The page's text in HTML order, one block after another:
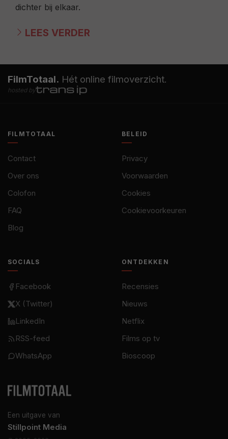
dichter bij elkaar.
LEES VERDER
FilmTotaal. Hét online filmoverzicht.
hosted by
Een uitgave van
Stillpoint Media
FILMTOTAAL
Contact
Over ons
Colofon
FAQ
Blog
BELEID
Privacy
Voorwaarden
Cookies
Cookievoorkeuren
SOCIALS
Facebook
X (Twitter)
LinkedIn
RSS-feed
WhatsApp
ONTDEKKEN
Recensies
Nieuws
Netflix
Films op tv
Bioscoop